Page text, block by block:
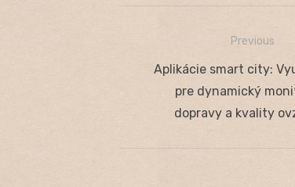
Navigácia
článku
Previous
Previous
post:
Aplikácie smart city:
pre dynamický
dopravy a kvality